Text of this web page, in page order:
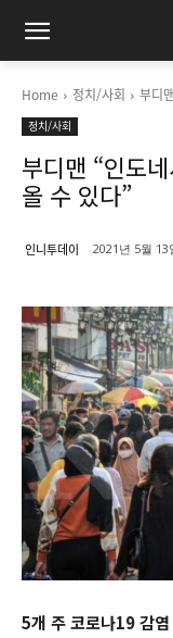
Home 정치/사회 부디
정치/사회
부디맨 “인도
올 수 있다”
인니투데이 2021년 5월 13
5개 주 코로나19 감